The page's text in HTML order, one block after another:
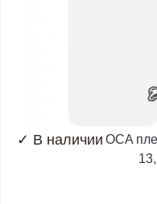
✓ В наличии OCA